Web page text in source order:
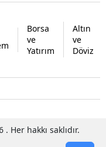
Borsa
ve
Yatırım
Altın
ve
Döviz
Her hakkı saklıdır.